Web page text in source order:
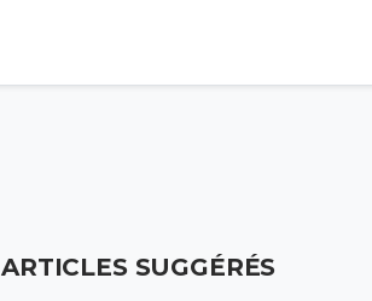
ARTICLES SUGGÉRÉS